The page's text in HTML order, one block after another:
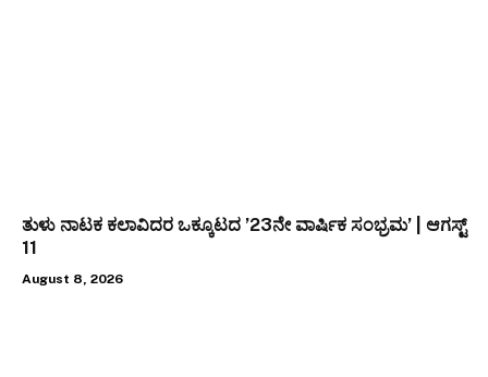
ತುಳು ನಾಟಕ ಕಲಾವಿದರ ಒಕ್ಕೂಟದ ’23ನೇ ವಾರ್ಷಿಕ ಸಂಭ್ರಮ’ | ಆಗಸ್ಟ್
11
August 8, 2026